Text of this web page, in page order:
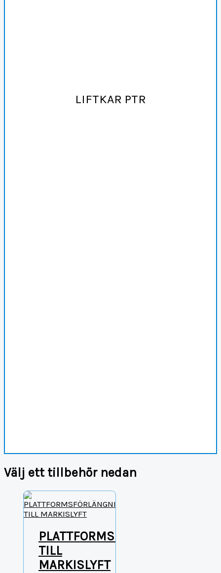
LIFTKAR PTR
Välj ett tillbehör nedan
PLATTFORMSFÖRLÄNGNING
TILL
MARKISLYFT